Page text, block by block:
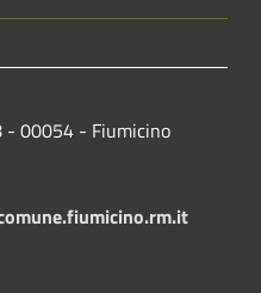
- 00054 - Fiumicino